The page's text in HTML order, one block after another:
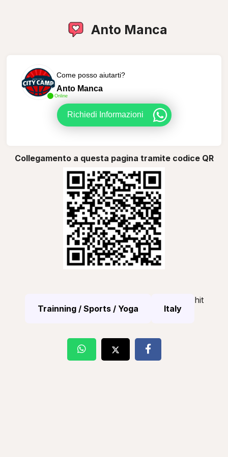
Anto Manca
Online
Come posso aiutarti?
Anto Manca
Richiedi Informazioni
Collegamento a questa pagina tramite codice QR
Trainning / Sports / Yoga Italy
hit